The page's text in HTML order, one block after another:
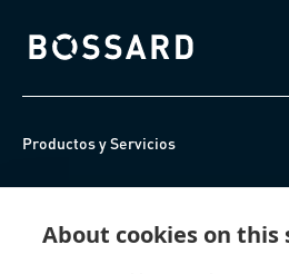
About cookies on this
Bossard homepage
Productos y Servicios